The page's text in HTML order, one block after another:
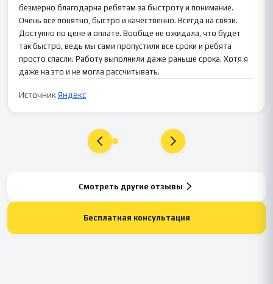
безмерно благодарна ребятам за быстроту и понимание.
Очень все понятно, быстро и качественно. Всегда на связи.
Доступно по цене и оплате. Вообще не ожидала, что будет
так быстро, ведь мы сами пропустили все сроки и ребята
просто спасли. Работу выполнили даже раньше срока. Хотя я
даже на это и не могла рассчитывать.
ИсточникЯндекс
Смотреть другие отзывы
Бесплатная консультация